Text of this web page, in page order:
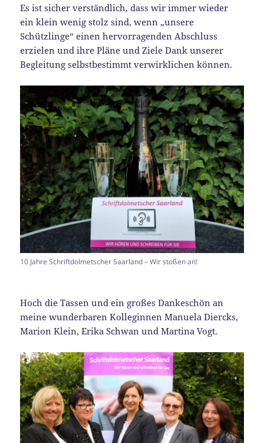
Es ist sicher verständlich, dass wir immer wieder
ein klein wenig stolz sind, wenn „unsere
Schützlinge“ einen hervorragenden Abschluss
erzielen und ihre Pläne und Ziele Dank unserer
Begleitung selbstbestimmt verwirklichen können.
10 Jahre Schriftdolmetscher Saarland – Wir stoßen an!
Hoch die Tassen und ein großes Dankeschön an
meine wunderbaren Kolleginnen Manuela Diercks,
Marion Klein, Erika Schwan und Martina Vogt.